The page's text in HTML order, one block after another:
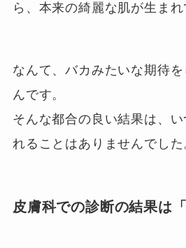
ら、本来の綺麗な肌が生まれ
なんて、バカみたいな期待
んです。
そんな都合の良い結果は、
れることはありませんでした
皮膚科での診断の結果は